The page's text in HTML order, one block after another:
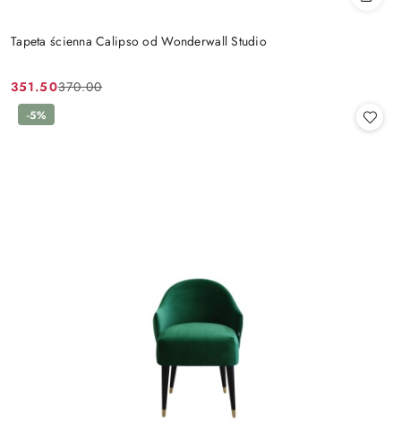
Tapeta ścienna Calipso od Wonderwall Studio
Cena
promocyjna:
351.50
Cena
przed
370.00
-5%